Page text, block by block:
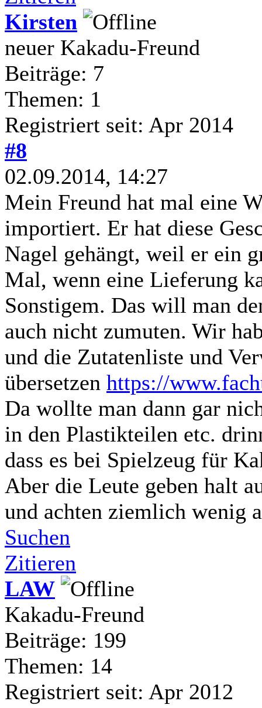
Kirsten
neuer Kakadu-Freund
Beiträge: 7
Themen: 1
Registriert seit: Apr 2014
#8
02.09.2014, 14:27
Mein Freund hat mal eine
importiert. Er hat diese
Nagel gehängt, weil er ein
Mal, wenn eine Lieferung
Sonstigem. Das will man
auch nicht zumuten. Wir
und die Zutatenliste und
übersetzen https://
Da wollte man dann gar
in den Plastikteilen etc.
dass es bei Spielzeug für
Aber die Leute geben halt
und achten ziemlich wenig
Suchen
Zitieren
LAW
Kakadu-Freund
Beiträge: 199
Themen: 14
Registriert seit: Apr 2012